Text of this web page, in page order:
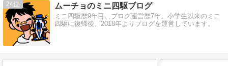
24 ムーチョのミニ四駆ブログ
ミニ四駆歴9年目。ブログ運営歴7年。小学生以来のミニ
四駆に復帰後、2018年よりブログを運営しています。